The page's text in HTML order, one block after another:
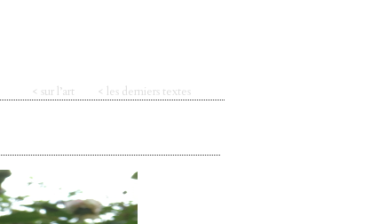
< sur l’art < les derniers textes